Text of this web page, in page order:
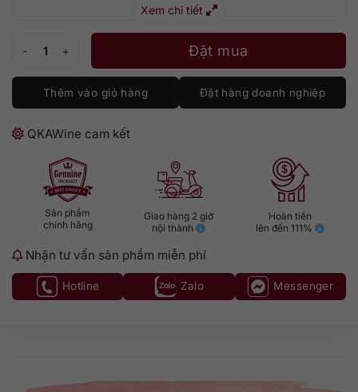
Xem chi tiết
Trimbach Pinot Noir Reserve số lượngĐặt mua
Thêm vào giỏ hàng Đặt hàng doanh nghiệp
QKAWine cam kết
Sản phẩm
chính hãng
Giao hàng 2 giờ
nội thành
Hoàn tiền
lên đến 111%
Nhận tư vấn sản phẩm miễn phí
Hotline Zalo Messenger